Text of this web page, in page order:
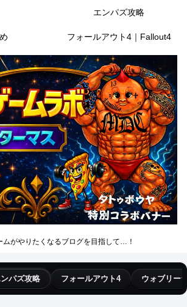
ムがやりたくなるブログを目指して…！
エンパズ攻略
フォールアウト4｜Fallout4
パズ攻略 フォールアウト4 ウォブリー